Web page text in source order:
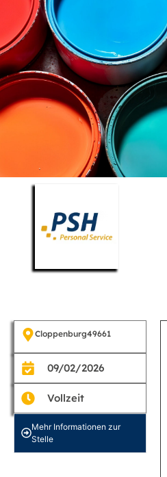
Cloppenburg49661
09/02/2026
Vollzeit
Mehr Informationen zur
Stelle